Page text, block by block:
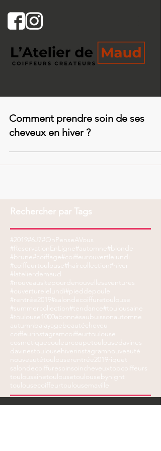
Comment prendre soin de ses
cheveux en hiver ?
Rechercher par Tags
#2019#6J7#OnPenseAVous
#ReservationEnLigne #automne #blonde
#brune #coiffage #coiffeurouvertlelundi
#coiffeurtoulouse #haircollection #hiver
#latelierdemaud
#nouveausitepourdenouvellesaventures
#ouverturelelundi
#pieddepoule
#rentrée2019#salondecoiffuretoulouse
#summercollection #tendance #toulousaine
#toulouse 1000abonnés aubuisson automne
autumn balayage beauté
cheveu
coiffeurinstagram
coiffeurtoulouse
cosmétique
couleur coupetoulouse
davines
davinestoulouse hiver instagram nouveauté
nouveautétoulouse rentrée2019riquet
salondecoiffure
soin soincheveux topcoiffeurs
toulousaine toulouse toulousebynight
toulousecoiffeurtoulousemaville